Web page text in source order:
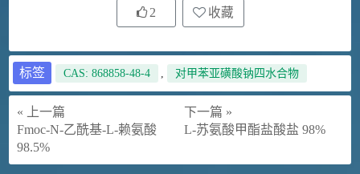
2 收藏
标签 CAS: 868858-48-4 , 对甲苯亚磺酸钠四水合物
« 上一篇
Fmoc-N-乙酰基-L-赖氨酸
98.5%
下一篇 »
L-苏氨酸甲酯盐酸盐 98%